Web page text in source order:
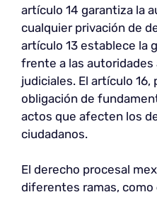
artículo 14 garantiza la
cualquier privación de
artículo 13 establece la
frente a las
judiciales. El artículo
obligación de
actos que afecten los
ciudadanos.
El derecho procesal
diferentes ramas, como